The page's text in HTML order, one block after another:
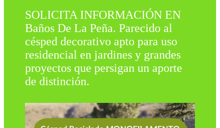
SOLICITA INFORMACIÓN EN
Baños De La Peña. Parecido al
césped decorativo apto para uso
residencial en jardines y grandes
proyectos que persigan un aporte
de distinción.